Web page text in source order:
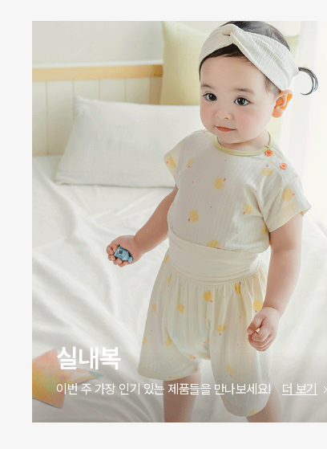
원피스
이번 주 가장 인기 있는 제품들을 만나보세요! 더 보기